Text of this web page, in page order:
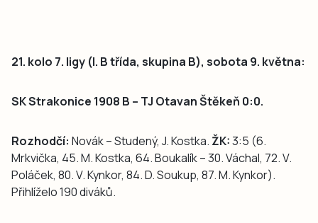
21. kolo 7. ligy (I. B třída, skupina B), sobota 9. května:
SK Strakonice 1908 B – TJ Otavan Štěkeň 0:0.
Rozhodčí: Novák – Studený, J. Kostka. ŽK:3:5 (6.
Mrkvička, 45. M. Kostka, 64. Boukalík – 30. Váchal, 72. V.
Poláček, 80. V. Kynkor, 84. D. Soukup, 87. M. Kynkor).
Přihlíželo 190 diváků.